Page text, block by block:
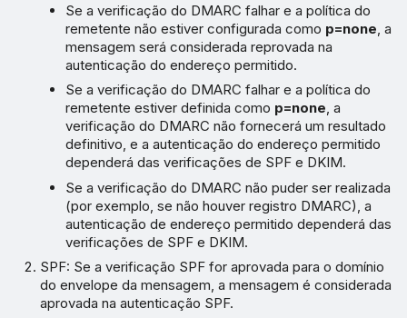
Se a verificação do DMARC falhar e a política do
remetente não estiver configurada como p=none , a
mensagem será considerada reprovada na
autenticação do endereço permitido.
Se a verificação do DMARC falhar e a política do
remetente estiver definida como p=none, a
verificação do DMARC não fornecerá um resultado
definitivo, e a autenticação do endereço permitido
dependerá das verificações de SPF e DKIM.
Se a verificação do DMARC não puder ser realizada
(por exemplo, se não houver registro DMARC), a
autenticação de endereço permitido dependerá das
verificações de SPF e DKIM.
SPF: Se a verificação SPF for aprovada para o domínio
do envelope da mensagem, a mensagem é considerada
aprovada na autenticação SPF.